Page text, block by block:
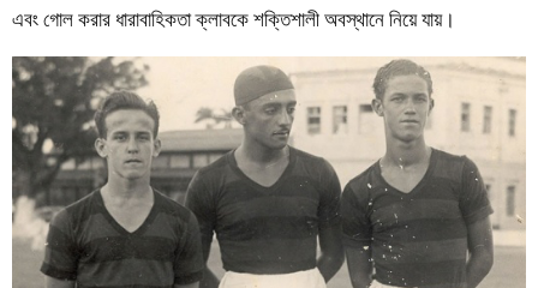
এবং গোল করার ধারাবাহিকতা ক্লাবকে শক্তিশালী অবস্থানে নিয়ে যায়।